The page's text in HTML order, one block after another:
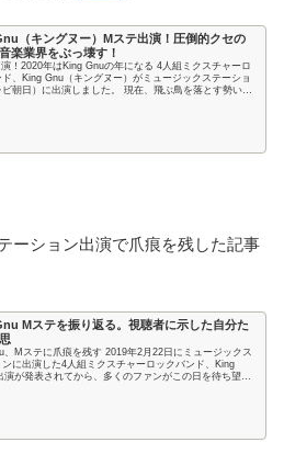
（キングヌー）Mステ出演！圧倒的クセの
楽業界をぶっ壊す！
！2020年はKing Gnuの年になる 4人組ミクスチャーロ
ド、King Gnu（キングヌー）がミュージックステーショ
ビ朝日）に出演しました。 現在、飛ぶ鳥を落とす勢いで
ーション出演で爪痕を残した記事
Mステを振り返る。視聴者に示した自分た
、Mステに爪痕を残す 2019年2月22日にミュージックス
ンに出演した4人組ミクスチャーロックバンド、King
演が発表されてから、多くのファンがこの日を待ち望ん